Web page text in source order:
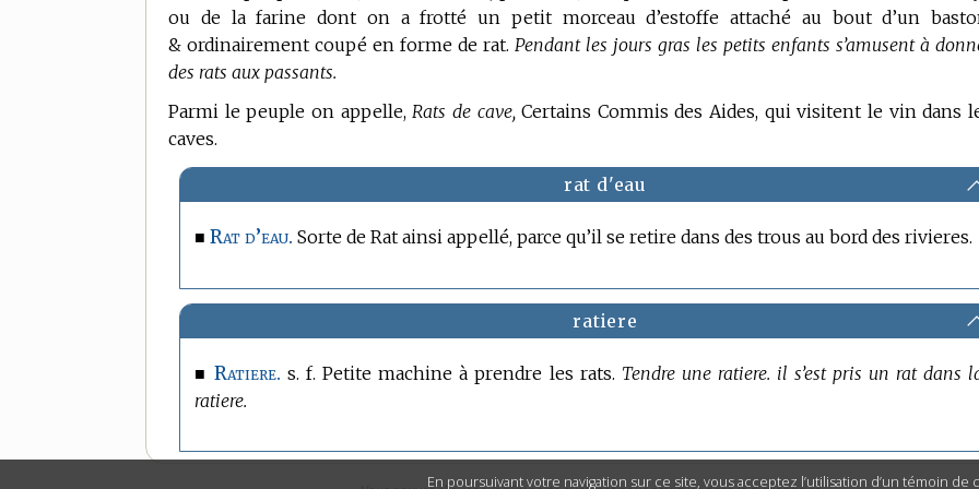
En poursuivant votre navigation sur ce site, vous acceptez l’utilisation d’un témoin de
ou de la farine dont on a frotté un petit morceau d’estoffe attaché au bout d’un
& ordinairement coupé en forme de rat.Pendant les jours gras les petits enfants s’amusent à
des rats aux passants.
Parmi le peuple on appelle, Rats de cave, Certains Commis des Aides, qui visitent le vin dans
caves.
rat d'eau
■Rat d’eau. Sorte de Rat ainsi appellé, parce qu’il se retire dans des trous au bord des rivieres.
ratiere
■Ratiere. s. f. Petite machine à prendre les rats. Tendre une ratiere. il s’est pris un rat dans
ratiere.